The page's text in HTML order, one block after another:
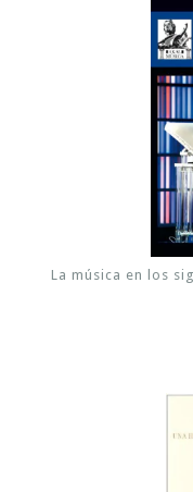
La música en los